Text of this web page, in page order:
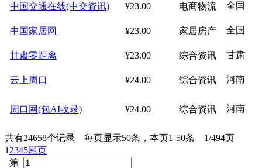
中国交通在线(中交资讯) ¥23.00 电商物流 全国
中国家居网 ¥23.00 家居房产 全国
甘肃零距离 ¥23.00 综合资讯 甘肃
云上周口 ¥24.00 综合资讯 河南
周口网(包AI收录) ¥24.00 综合资讯 河南
共有24658个记录 每页显示50条，本页1-50条 1/494页
1 2345尾页
第